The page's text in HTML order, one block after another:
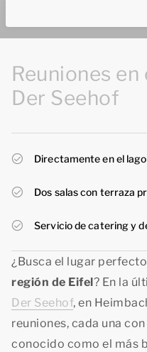
Reuniones
Der Seehof
Directamente en el
Dos salas con terraza
Servicio de catering y
¿Busca el lugar
región de Eifel? En la
Der Seehof, en
reuniones, cada una
conocido como el más